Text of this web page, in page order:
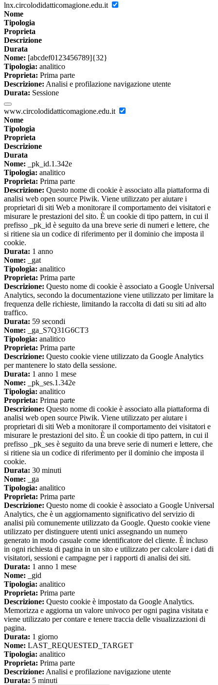
lnx.circolodidatticomagione.edu.it
Nome
Tipologia
Proprieta
Descrizione
Durata
Nome: [abcdef0123456789]{32}
Tipologia: analitico
Proprieta: Prima parte
Descrizione: Analisi e profilazione navigazione utente
Durata: Sessione
www.circolodidatticomagione.edu.it
Nome
Tipologia
Proprieta
Descrizione
Durata
Nome: _pk_id.1.342e
Tipologia: analitico
Proprieta: Prima parte
Descrizione: Questo nome di cookie è associato alla piattaforma di
analisi web open source Piwik. Viene utilizzato per aiutare i
proprietari di siti Web a monitorare il comportamento dei visitatori e
misurare le prestazioni del sito. È un cookie di tipo pattern, in cui il
prefisso _pk_id è seguito da una breve serie di numeri e lettere, che
si ritiene sia un codice di riferimento per il dominio che imposta il
cookie.
Durata: 1 anno
Nome: _gat
Tipologia: analitico
Proprieta: Prima parte
Descrizione: Questo nome di cookie è associato a Google Universal
Analytics, secondo la documentazione viene utilizzato per limitare la
frequenza delle richieste, limitando la raccolta di dati su siti ad alto
traffico.
Durata: 59 secondi
Nome: _ga_S7Q31G6CT3
Tipologia: analitico
Proprieta: Prima parte
Descrizione: Questo cookie viene utilizzato da Google Analytics
per mantenere lo stato della sessione.
Durata: 1 anno 1 mese
Nome: _pk_ses.1.342e
Tipologia: analitico
Proprieta: Prima parte
Descrizione: Questo nome di cookie è associato alla piattaforma di
analisi web open source Piwik. Viene utilizzato per aiutare i
proprietari di siti Web a monitorare il comportamento dei visitatori e
misurare le prestazioni del sito. È un cookie di tipo pattern, in cui il
prefisso _pk_ses è seguito da una breve serie di numeri e lettere, che
si ritiene sia un codice di riferimento per il dominio che imposta il
cookie.
Durata: 30 minuti
Nome: _ga
Tipologia: analitico
Proprieta: Prima parte
Descrizione: Questo nome di cookie è associato a Google Universal
Analytics, che è un aggiornamento significativo del servizio di
analisi più comunemente utilizzato da Google. Questo cookie viene
utilizzato per distinguere utenti unici assegnando un numero
generato in modo casuale come identificatore del cliente. È incluso
in ogni richiesta di pagina in un sito e utilizzato per calcolare i dati di
visitatori, sessioni e campagne per i rapporti di analisi dei siti.
Durata: 1 anno 1 mese
Nome: _gid
Tipologia: analitico
Proprieta: Prima parte
Descrizione: Questo cookie è impostato da Google Analytics.
Memorizza e aggiorna un valore univoco per ogni pagina visitata e
viene utilizzato per contare e tenere traccia delle visualizzazioni di
pagina.
Durata: 1 giorno
Nome: LAST_REQUESTED_TARGET
Tipologia: analitico
Proprieta: Prima parte
Descrizione: Analisi e profilazione navigazione utente
Durata: 5 minuti